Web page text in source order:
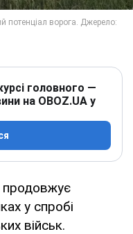
головного —
на OBOZ.UA у
продовжує
у спробі
військ.